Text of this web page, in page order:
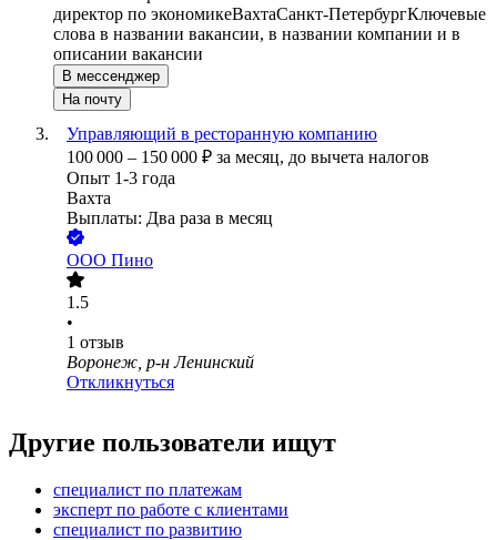
директор по экономикеВахтаСанкт-ПетербургКлючевые
слова в названии вакансии, в названии компании и в
описании вакансии
В мессенджер
На почту
Управляющий в ресторанную компанию
100 000 – 150 000 ₽ за месяц, до вычета налогов
Опыт 1-3 года
Вахта
Выплаты: Два раза в месяц
ООО Пино
1.5
•
1 отзыв
Воронеж, р-н Ленинский
Откликнуться
Другие пользователи ищут
специалист по платежам
эксперт по работе с клиентами
специалист по развитию